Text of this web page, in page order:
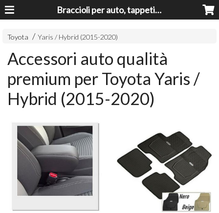
Braccioli per auto, tappeti auto, accessori auto MADE IN ITALY - Armrests, Mittelarmlehnen, Accoundoirs
Toyota Yaris / Hybrid (2015-2020)
Accessori auto qualità
premium per Toyota Yaris /
Hybrid (2015-2020)